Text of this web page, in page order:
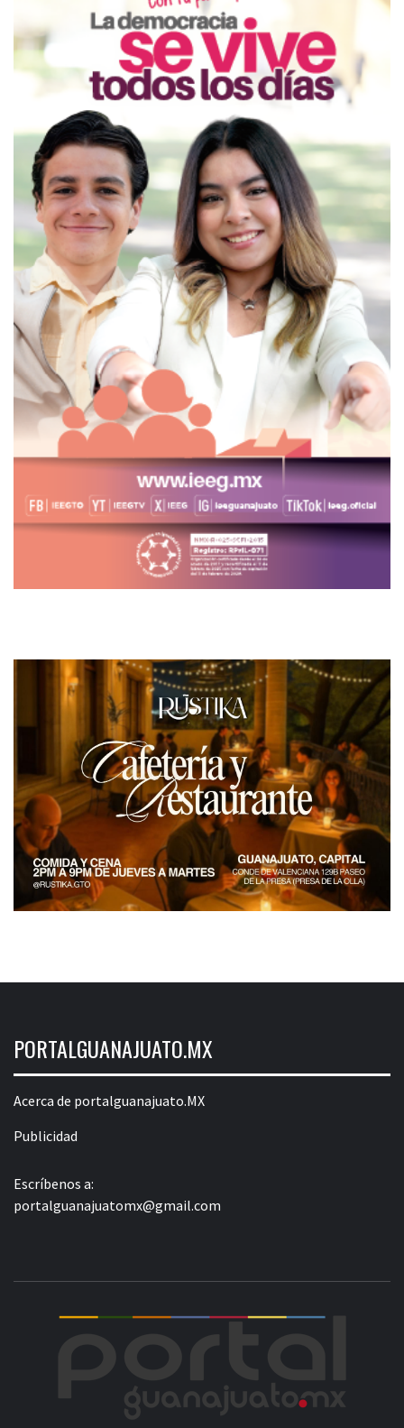
PORTALGUANAJUATO.MX
Acerca de portalguanajuato.MX
Publicidad
Escríbenos a:
portalguanajuatomx@gmail.com